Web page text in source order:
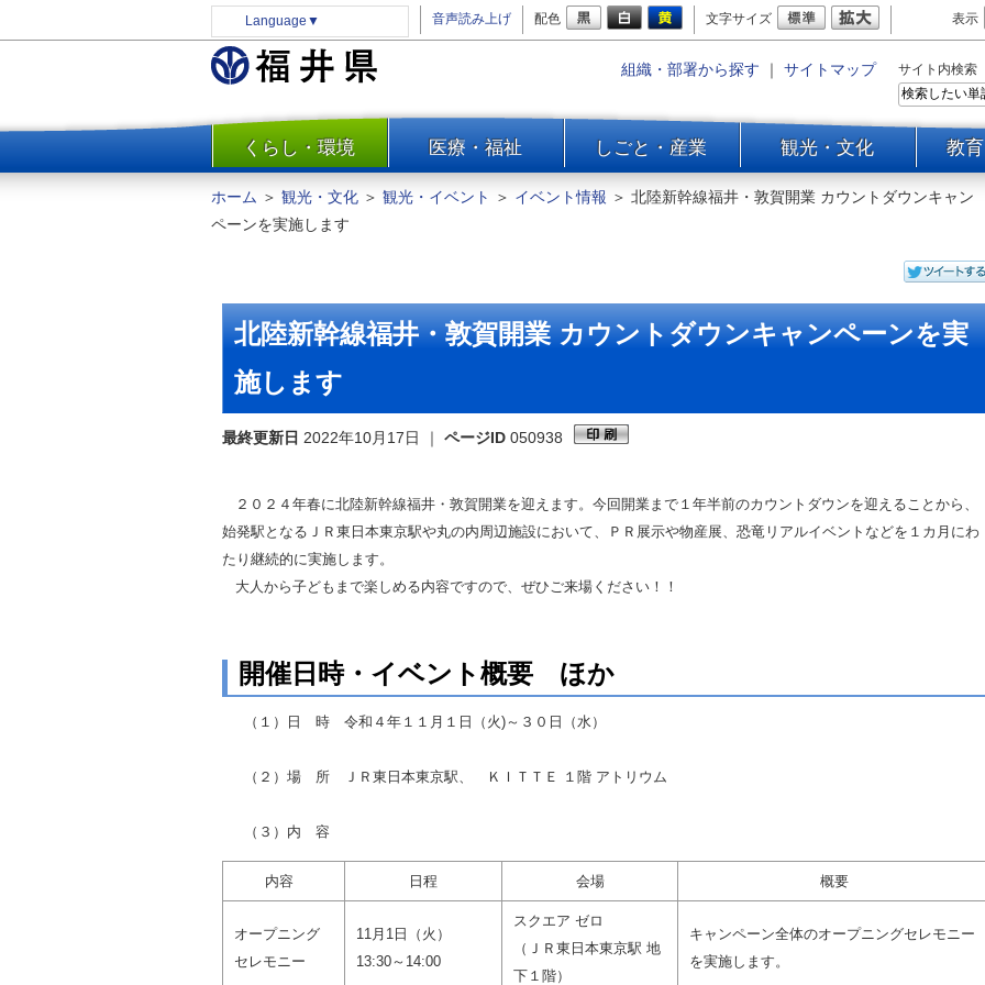
Language ▼ 音声読み上げ 配色 文字サイズ 表示
組織・部署から探す ｜ サイトマップ サイト内検索
一覧
くらし・環境 医療・福祉 しごと・産業 観光・文化 教
防災
安全安心
住まい・土地
環境問題・廃棄物対策・リサ
イクル
まちづくり
交通・道路
自然
ホーム ＞ 観光・文化 ＞ 観光・イベント ＞ イベント情報 ＞ 北陸新幹線福井・敦賀開業 カウントダウンキャン
ペーンを実施します
北陸新幹線福井・敦賀開業 カウントダウンキャンペーンを実
施します
最終更新日 2022年10月17日 ｜ ページID 050938
２０２４年春に北陸新幹線福井・敦賀開業を迎えます。今回開業まで１年半前のカウントダウンを迎えることから、
始発駅となるＪＲ東日本東京駅や丸の内周辺施設において、ＰＲ展示や物産展、恐竜リアルイベントなどを１カ月にわ
たり継続的に実施します。
大人から子どもまで楽しめる内容ですので、ぜひご来場ください！！
開催日時・イベント概要 ほか
（１）日 時 令和４年１１月１日（火)～３０日（水）
（２）場 所 ＪＲ東日本東京駅、 ＫＩＴＴＥ １階 アトリウム
（３）内 容
内容 日程 会場 概要
オープニング
セレモニー
11月1日（火）
13:30～14:00
スクエア ゼロ
（ＪＲ東日本東京駅 地
下１階）
キャンペーン全体のオープニングセレモニー
を実施します。